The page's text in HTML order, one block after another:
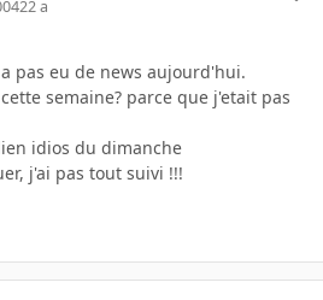
22 a
pas eu de news aujourd'hui.
semaine? parce que j'etait pas
idios du dimanche
j'ai pas tout suivi !!!